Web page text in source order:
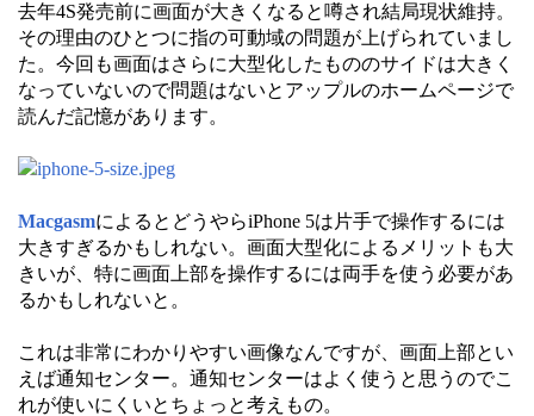
去年4S発売前に画面が大きくなると噂され結局現状維持。
その理由のひとつに指の可動域の問題が上げられていまし
た。今回も画面はさらに大型化したもののサイドは大きく
なっていないので問題はないとアップルのホームページで
読んだ記憶があります。
MacgasmによるとどうやらiPhone 5は片手で操作するには
大きすぎるかもしれない。画面大型化によるメリットも大
きいが、特に画面上部を操作するには両手を使う必要があ
るかもしれないと。
これは非常にわかりやすい画像なんですが、画面上部とい
えば通知センター。通知センターはよく使うと思うのでこ
れが使いにくいとちょっと考えもの。